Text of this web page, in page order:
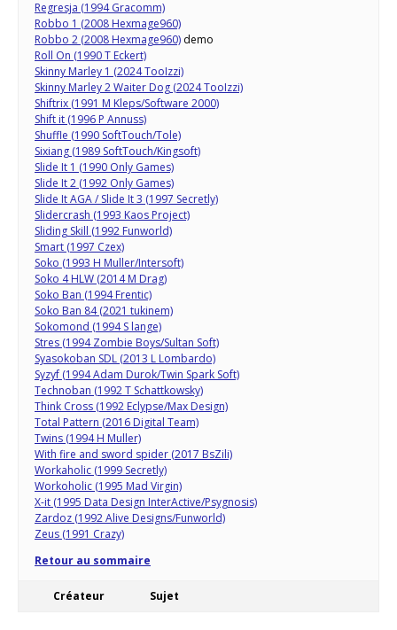
Regresja (1994 Gracomm)
Robbo 1 (2008 Hexmage960)
Robbo 2 (2008 Hexmage960) demo
Roll On (1990 T Eckert)
Skinny Marley 1 (2024 TooIzzi)
Skinny Marley 2 Waiter Dog (2024 TooIzzi)
Shiftrix (1991 M Kleps/Software 2000)
Shift it (1996 P Annuss)
Shuffle (1990 SoftTouch/Tole)
Sixiang (1989 SoftTouch/Kingsoft)
Slide It 1 (1990 Only Games)
Slide It 2 (1992 Only Games)
Slide It AGA / Slide It 3 (1997 Secretly)
Slidercrash (1993 Kaos Project)
Sliding Skill (1992 Funworld)
Smart (1997 Czex)
Soko (1993 H Muller/Intersoft)
Soko 4 HLW (2014 M Drag)
Soko Ban (1994 Frentic)
Soko Ban 84 (2021 tukinem)
Sokomond (1994 S lange)
Stres (1994 Zombie Boys/Sultan Soft)
Syasokoban SDL (2013 L Lombardo)
Syzyf (1994 Adam Durok/Twin Spark Soft)
Technoban (1992 T Schattkowsky)
Think Cross (1992 Eclypse/Max Design)
Total Pattern (2016 Digital Team)
Twins (1994 H Muller)
With fire and sword spider (2017 BsZili)
Workaholic (1999 Secretly)
Workoholic (1995 Mad Virgin)
X-it (1995 Data Design InterActive/Psygnosis)
Zardoz (1992 Alive Designs/Funworld)
Zeus (1991 Crazy)
Retour au sommaire
Créateur Sujet